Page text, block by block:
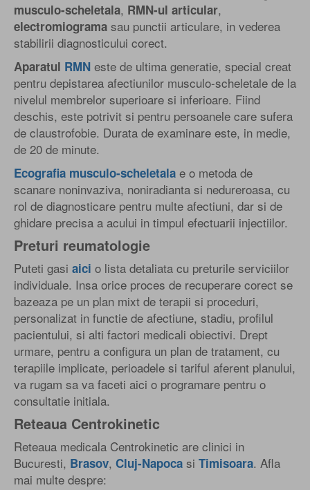
musculo-scheletala, RMN-ul articular,
electromiograma sau punctii articulare, in vederea
stabilirii diagnosticului corect.
Aparatul RMN este de ultima generatie, special creat
pentru depistarea afectiunilor musculo-scheletale de la
nivelul membrelor superioare si inferioare. Fiind
deschis, este potrivit si pentru persoanele care sufera
de claustrofobie. Durata de examinare este, in medie,
de 20 de minute.
Ecografia musculo-scheletala e o metoda de
scanare noninvaziva, noniradianta si nedureroasa, cu
rol de diagnosticare pentru multe afectiuni, dar si de
ghidare precisa a acului in timpul efectuarii injectiilor.
Preturi reumatologie
Puteti gasi aici o lista detaliata cu preturile serviciilor
individuale. Insa orice proces de recuperare corect se
bazeaza pe un plan mixt de terapii si proceduri,
personalizat in functie de afectiune, stadiu, profilul
pacientului, si alti factori medicali obiectivi. Drept
urmare, pentru a configura un plan de tratament, cu
terapiile implicate, perioadele si tariful aferent planului,
va rugam sa va faceti aici o programare pentru o
consultatie initiala.
Reteaua Centrokinetic
Reteaua medicala Centrokinetic are clinici in
Bucuresti, Brasov, Cluj-Napoca si Timisoara. Afla
mai multe despre: